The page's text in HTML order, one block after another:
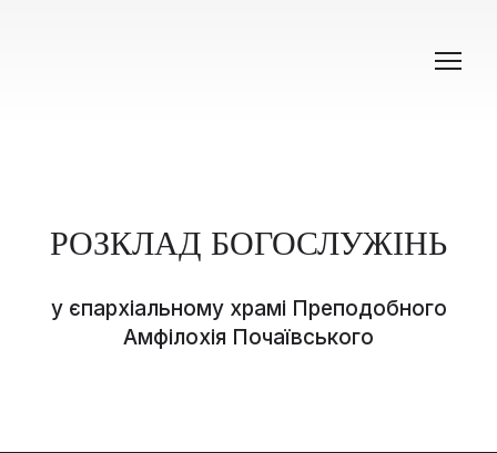
РОЗКЛАД БОГОСЛУЖІНЬ
у єпархіальному храмі Преподобного
Амфілохія Почаївського